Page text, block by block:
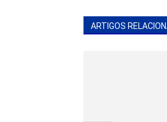
ARTIGOS